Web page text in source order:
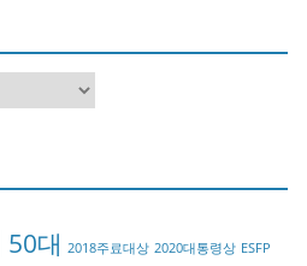
50대 2018주료대상 2020대통령상 ESFP